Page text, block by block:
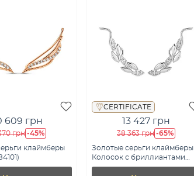
609 грн
грн -45%
клаймберы
CERTIFICATE
13 427 грн
38 363 грн -65%
Золотые серьги клаймберы
Колосок с бриллиантами
(арт. С011787005б)